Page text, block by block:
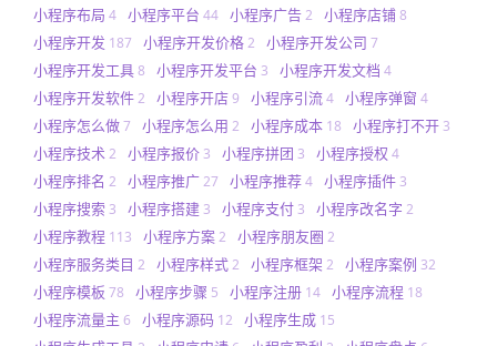
小程序布局 4 小程序平台 44 小程序广告2 小程序店铺8
小程序开发 187 小程序开发价格2 小程序开发公司 7
小程序开发工具8 小程序开发平台 3 小程序开发文档 4
小程序开发软件2 小程序开店9 小程序引流4 小程序弹窗 4
小程序怎么做7 小程序怎么用 2 小程序成本 18 小程序打不开 3
小程序技术 2 小程序报价 3 小程序拼团 3 小程序授权 4
小程序排名 2 小程序推广27 小程序推荐4 小程序插件 3
小程序搜索 3 小程序搭建 3 小程序支付 3 小程序改名字 2
小程序教程 113 小程序方案2 小程序朋友圈 2
小程序服务类目 2 小程序样式2 小程序框架 2 小程序案例 32
小程序模板 78 小程序步骤 5 小程序注册 14 小程序流程 18
小程序流量主 6 小程序源码 12 小程序生成 15